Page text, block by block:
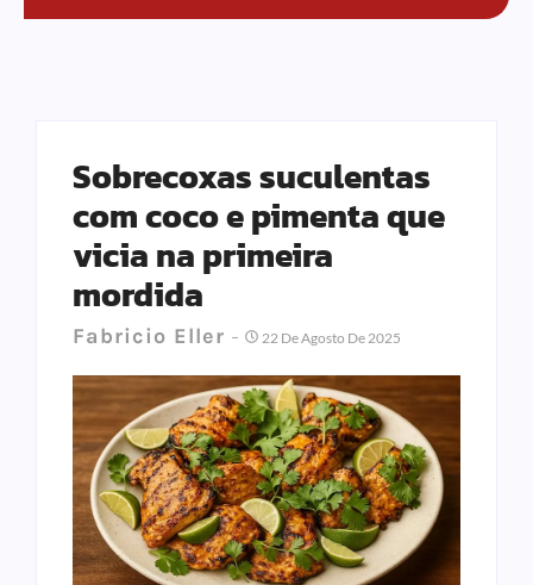
Sobrecoxas suculentas
com coco e pimenta que
vicia na primeira
mordida
Fabricio Eller 22 De Agosto De 2025